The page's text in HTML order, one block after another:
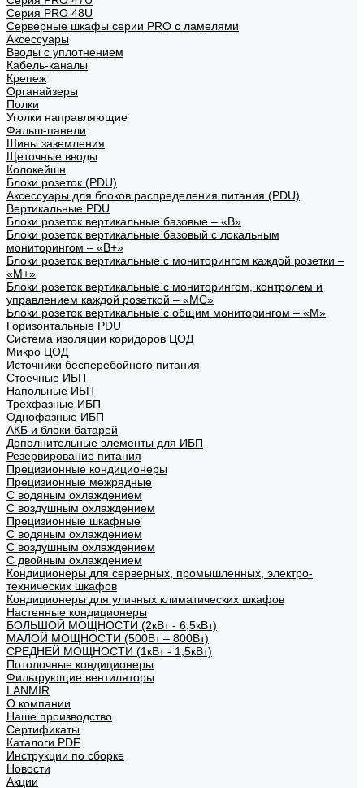
Серия PRO 48U
Серверные шкафы серии PRO с ламелями
Аксессуары
Вводы с уплотнением
Кабель-каналы
Крепеж
Органайзеры
Полки
Уголки направляющие
Фальш-панели
Шины заземления
Щеточные вводы
Колокейшн
Блоки розеток (PDU)
Аксессуары для блоков распределения питания (PDU)
Вертикальные PDU
Блоки розеток вертикальные базовые – «В»
Блоки розеток вертикальные базовый с локальным
мониторингом – «В+»
Блоки розеток вертикальные с мониторингом каждой розетки –
«М+»
Блоки розеток вертикальные с мониторингом, контролем и
управлением каждой розеткой – «МС»
Блоки розеток вертикальные с общим мониторингом – «М»
Горизонтальные PDU
Система изоляции коридоров ЦОД
Микро ЦОД
Источники бесперебойного питания
Стоечные ИБП
Напольные ИБП
Трёхфазные ИБП
Однофазные ИБП
АКБ и блоки батарей
Дополнительные элементы для ИБП
Резервирование питания
Прецизионные кондиционеры
Прецизионные межрядные
С водяным охлаждением
С воздушным охлаждением
Прецизионные шкафные
С водяным охлаждением
С воздушным охлаждением
С двойным охлаждением
Кондиционеры для серверных, промышленных, электро-
технических шкафов
Кондиционеры для уличных климатических шкафов
Настенные кондиционеры
БОЛЬШОЙ МОЩНОСТИ (2кВт - 6,5кВт)
МАЛОЙ МОЩНОСТИ (500Вт – 800Вт)
СРЕДНЕЙ МОЩНОСТИ (1кВт - 1,5кВт)
Потолочные кондиционеры
Фильтрующие вентиляторы
LANMIR
О компании
Наше производство
Сертификаты
Каталоги PDF
Инструкции по сборке
Новости
Акции